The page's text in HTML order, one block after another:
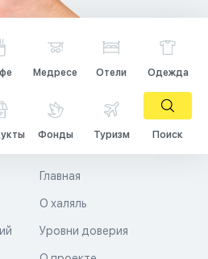
Медресе Отели Одежда
Фонды Туризм Поиск
Главная
О халяль
Уровни доверия